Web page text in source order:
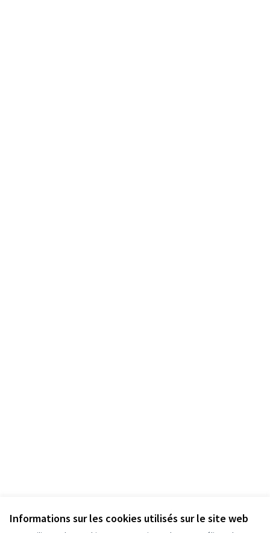
Informations sur les cookies utilisés sur le site web